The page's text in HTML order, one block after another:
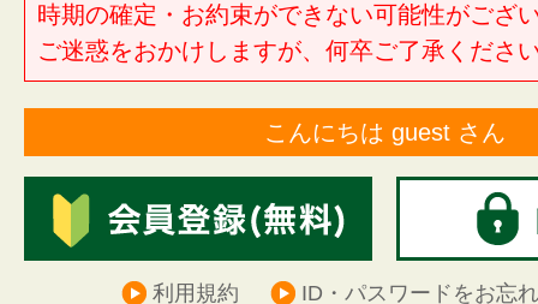
時期の確定・お約束ができない可能性がござ
ご迷惑をおかけしますが、何卒ご了承くださ
こんにちは guest さん
利用規約 ID・パスワードをお忘